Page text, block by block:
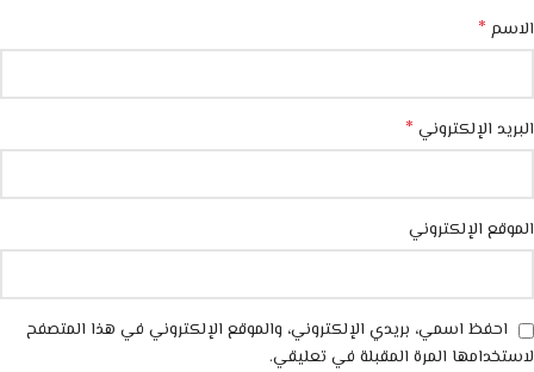
الاسم *
البريد الإلكتروني *
الموقع الإلكتروني
احفظ اسمي، بريدي الإلكتروني، والموقع الإلكتروني في هذا المتصفح
لاستخدامها المرة المقبلة في تعليقي.